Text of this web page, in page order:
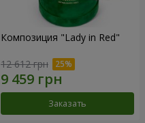
Композиция "Lady in Red"
12 612 грн
Заказать